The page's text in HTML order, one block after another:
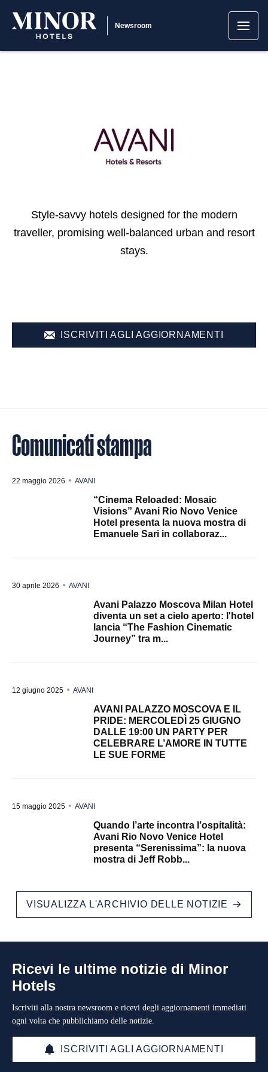
Newsroom
Style-savvy hotels designed for the modern
traveller, promising well-balanced urban and resort
stays.
ISCRIVITI AGLI AGGIORNAMENTI
Comunicati stampa
22 maggio 2026 AVANI
“Cinema Reloaded: Mosaic
Visions” Avani Rio Novo Venice
Hotel presenta la nuova mostra di
Emanuele Sari in collaboraz...
30 aprile 2026 AVANI
Avani Palazzo Moscova Milan Hotel
diventa un set a cielo aperto: l'hotel
lancia “The Fashion Cinematic
Journey” tra m...
12 giugno 2025 AVANI
AVANI PALAZZO MOSCOVA E IL
PRIDE: MERCOLEDÌ 25 GIUGNO
DALLE 19:00 UN PARTY PER
CELEBRARE L’AMORE IN TUTTE
LE SUE FORME
15 maggio 2025 AVANI
Quando l’arte incontra l’ospitalità:
Avani Rio Novo Venice Hotel
presenta “Serenissima”: la nuova
mostra di Jeff Robb...
VISUALIZZA L'ARCHIVIO DELLE NOTIZIE
Ricevi le ultime notizie di Minor
Hotels
Iscriviti alla nostra newsroom e ricevi degli aggiornamenti immediati
ogni volta che pubblichiamo delle notizie.
ISCRIVITI AGLI AGGIORNAMENTI